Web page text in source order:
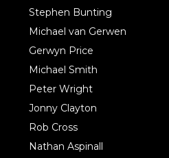
Stephen Bunting
Michael van Gerwen
Gerwyn Price
Michael Smith
Peter Wright
Jonny Clayton
Rob Cross
Nathan Aspinall